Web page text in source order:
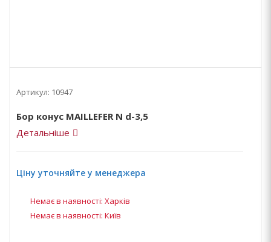
Артикул: 10947
Бор конус MAILLEFER N d-3,5
Детальніше
Ціну уточняйте у менеджера
Немає в наявності: Харків
Немає в наявності: Київ